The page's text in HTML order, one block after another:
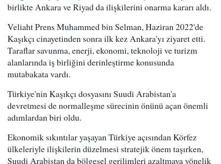
birlikte Ankara ve Riyad da ilişkilerini onarma kararı aldı.
Veliaht Prens Muhammed bin Selman, Haziran 2022'de
Kaşıkçı cinayetinden sonra ilk kez Ankara'yı ziyaret etti.
Taraflar savunma, enerji, ekonomi, teknoloji ve turizm
alanlarında iş birliğini derinleştirme konusunda
mutabakata vardı.
Türkiye'nin Kaşıkçı dosyasını Suudi Arabistan'a
devretmesi de normalleşme sürecinin önünü açan önemli
adımlardan biri oldu.
Ekonomik sıkıntılar yaşayan Türkiye açısından Körfez
ülkeleriyle ilişkilerin düzelmesi stratejik önem taşırken,
Suudi Arabistan da bölgesel gerilimleri azaltmaya yönelik